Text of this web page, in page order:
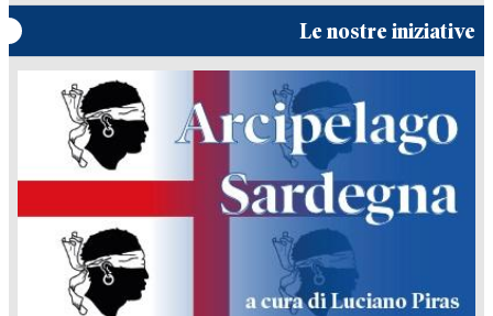
Le nostre iniziative